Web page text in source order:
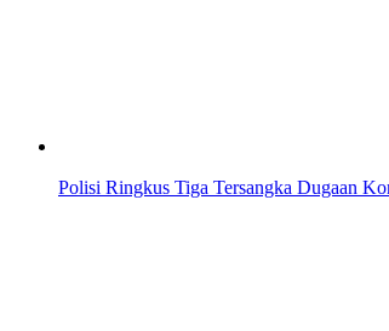
Polisi Ringkus Tiga Tersangka Dugaan